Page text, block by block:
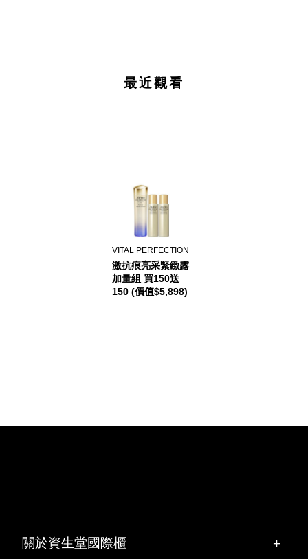
最近觀看
VITAL PERFECTION
激抗痕亮采緊緻露
加量組 買150送
150 (價值$5,898)
關於資生堂國際櫃 +